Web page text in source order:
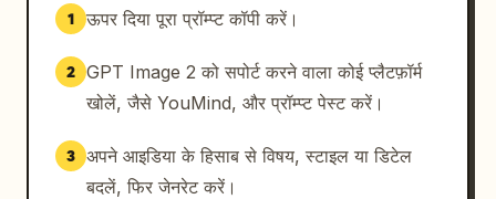
1 ऊपर दिया पूरा प्रॉम्प्ट कॉपी करें।
2 GPT Image 2 को सपोर्ट करने वाला कोई प्लैटफ़ॉर्म
खोलें, जैसे YouMind, और प्रॉम्प्ट पेस्ट करें।
3 अपने आइडिया के हिसाब से विषय, स्टाइल या डिटेल
बदलें, फिर जेनरेट करें।